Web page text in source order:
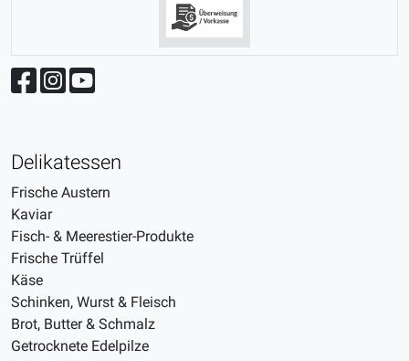
Delikatessen
Frische Austern
Kaviar
Fisch- & Meerestier-Produkte
Frische Trüffel
Käse
Schinken, Wurst & Fleisch
Brot, Butter & Schmalz
Getrocknete Edelpilze